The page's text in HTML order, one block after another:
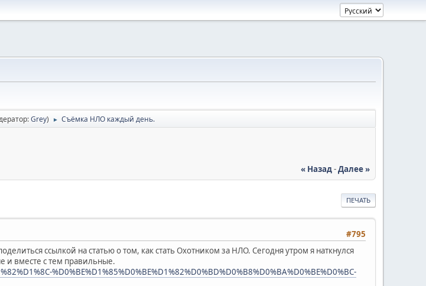
Grey) ► Съёмка НЛО каждый день.
« Назад-Далее »
ПЕЧАТЬ
#795
ссылкой на статью о том, как стать Охотником за НЛО. Сегодня утром я наткнулся
и вместе с тем правильные.
%D0%BE%D1%85%D0%BE%D1%82%D0%BD%D0%B8%D0%BA%D0%BE%D0%BC-